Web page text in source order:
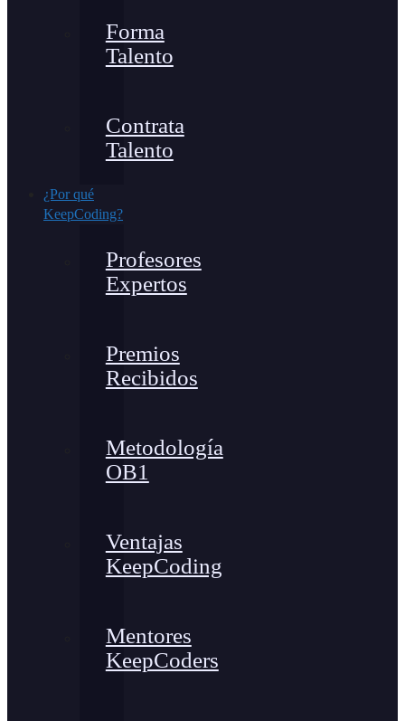
Forma
Talento
Contrata
Talento
¿Por qué
KeepCoding?
Profesores
Expertos
Premios
Recibidos
Metodología
OB1
Ventajas
KeepCoding
Mentores
KeepCoders